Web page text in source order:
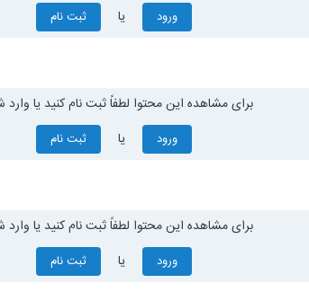
ورود یا ثبت نام
برای مشاهده این محتوا لطفاً ثبت نام کنید یا وارد
ورود یا ثبت نام
برای مشاهده این محتوا لطفاً ثبت نام کنید یا وارد
ورود یا ثبت نام